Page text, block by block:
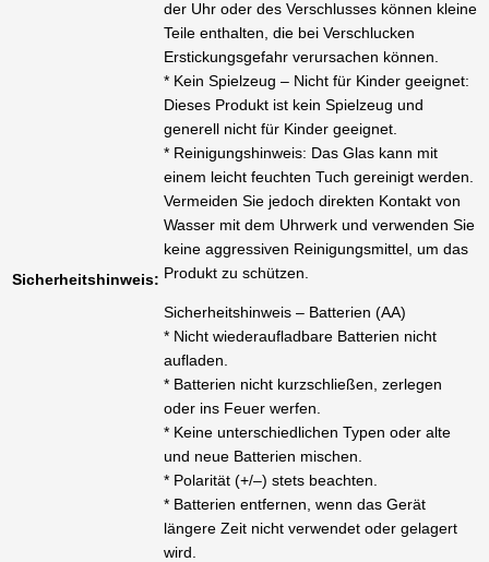
Sicherheitshinweis:
der Uhr oder des Verschlusses können kleine
Teile enthalten, die bei Verschlucken
Erstickungsgefahr verursachen können.
* Kein Spielzeug – Nicht für Kinder geeignet:
Dieses Produkt ist kein Spielzeug und
generell nicht für Kinder geeignet.
* Reinigungshinweis: Das Glas kann mit
einem leicht feuchten Tuch gereinigt werden.
Vermeiden Sie jedoch direkten Kontakt von
Wasser mit dem Uhrwerk und verwenden Sie
keine aggressiven Reinigungsmittel, um das
Produkt zu schützen.
Sicherheitshinweis – Batterien (AA)
* Nicht wiederaufladbare Batterien nicht
aufladen.
* Batterien nicht kurzschließen, zerlegen
oder ins Feuer werfen.
* Keine unterschiedlichen Typen oder alte
und neue Batterien mischen.
* Polarität (+/–) stets beachten.
* Batterien entfernen, wenn das Gerät
längere Zeit nicht verwendet oder gelagert
wird.